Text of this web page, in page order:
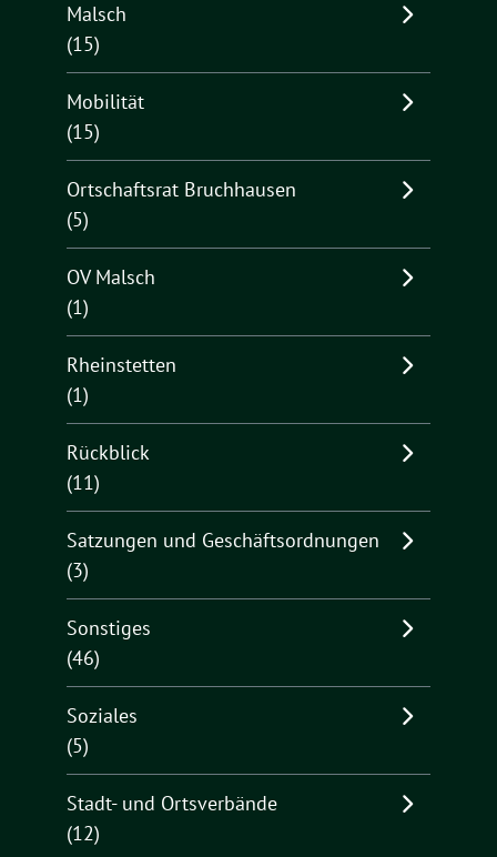
Malsch
(15)
Mobilität
(15)
Ortschaftsrat Bruchhausen
(5)
OV Malsch
(1)
Rheinstetten
(1)
Rückblick
(11)
Satzungen und Geschäftsordnungen
(3)
Sonstiges
(46)
Soziales
(5)
Stadt- und Ortsverbände
(12)